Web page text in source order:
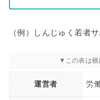
（例）しんじゅく若者
運営者 労